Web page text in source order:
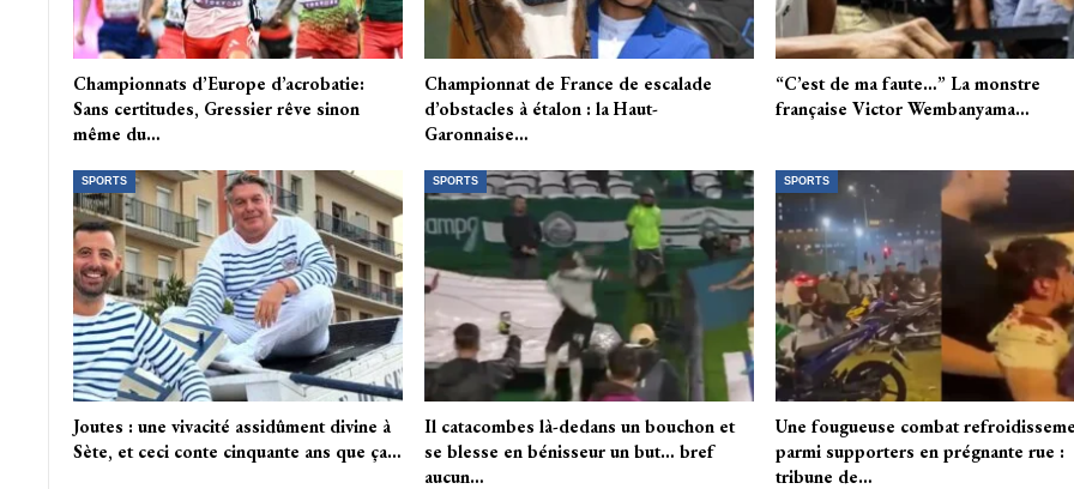
Championnats d’Europe d’acrobatie:
Sans certitudes, Gressier rêve sinon
même du…
Championnat de France de escalade
d’obstacles à étalon : la Haut-
Garonnaise…
“C’est de ma faute…” La monstre
française Victor Wembanyama…
SPORTS
Joutes : une vivacité assidûment divine à
Sète, et ceci conte cinquante ans que ça…
SPORTS
Il catacombes là-dedans un bouchon et
se blesse en bénisseur un but… bref
aucun…
SPORTS
Une fougueuse combat
parmi supporters en prégnante rue :
tribune de…